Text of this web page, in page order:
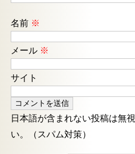
名前 ※
メール ※
サイト
日本語が含まれない投稿は無
い。（スパム対策）